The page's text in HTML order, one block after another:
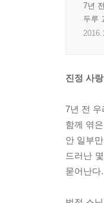
7년
두루
진정 사
7년 전
함께 엮
안 일부
드러난
묻어난다